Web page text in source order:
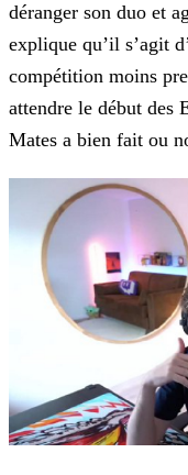
déranger son duo et
explique qu’il s’agit
compétition moins
attendre le début des
Mates a bien fait ou